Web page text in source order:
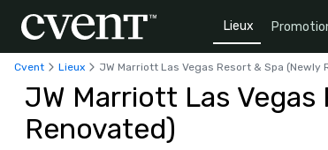
Lieux
Cvent Lieux JW Marriott Las Vegas Resort & Spa (Newly
JW Marriott Las
Renovated)